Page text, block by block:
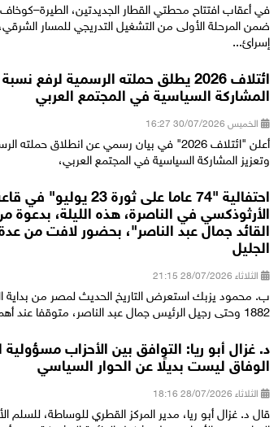
في أعقاب افتتاح محطتي القطار الجديدتين، الطيرة–كوخاف
ضمن المرحلة الأولى من التشغيل التدريجي للمسار
إسرائ...
ائتلاف 2026 يطلق حملته الرسمية لرفع
المشاركة السياسية في المجتمع العربي
الخميس 30/07/2026 16:27
أعلن "ائتلاف 2026" في بيان رسمي عن انطلاق
وتعزيز المشاركة السياسية في المجتمع العربي،
احتفالية "74 عاما على ثورة
الأرثوذكسي في الناصرة، هذه الليلة، بدعوة
القائد جمال عبد الناصر"، بحضور لافت من
الجليل
الثلاثاء 28/07/2026 21:15
ب. محمود يزبك استعرض التاريخ الحديث لمصر من بداية
1882 وحتى رجيل الرئيس جمال عبد الناصر، متوقفا عند أهم المفاصل التاريخية ف...
د. غزال أبو ريا: التوافق بين الأحزاب
الوفاق ليست بديلًا عن الحوار السياسي
الثلاثاء 28/07/2026 18:16
قال د. غزال أبو ريا، مدير المركز القطري للوساطة، للسلم